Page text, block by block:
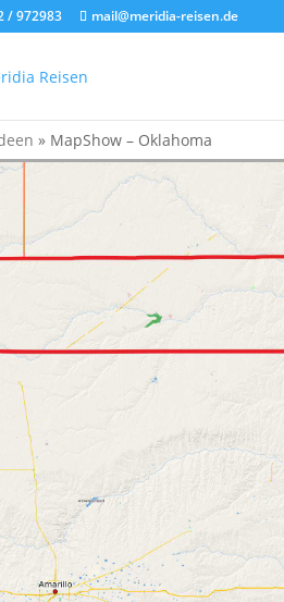
/ 972983 mail@meridia-reisen.de
» MapShow – Oklahoma
Impressum